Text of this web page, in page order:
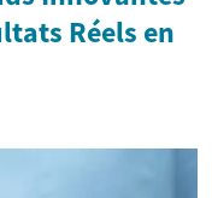
Réels en